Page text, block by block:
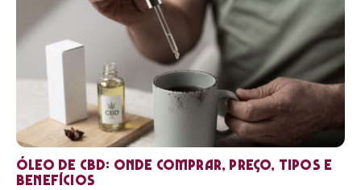
Óleo de CBD: Onde comprar, preço, tipos e
benefícios